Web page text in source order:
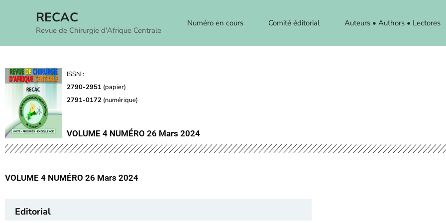
RECAC
Revue de Chirurgie d'Afrique Centrale
Numéro en cours Comité éditorial Auteurs • Authors • Lectores
ISSN :
2790-2951 (papier)
2791-0172(numérique)
VOLUME 4 NUMÉRO 26 Mars 2024
VOLUME 4 NUMÉRO 26 Mars 2024
Editorial